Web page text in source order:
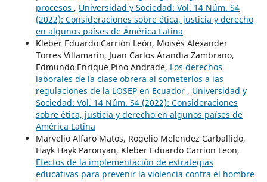
procesos , Universidad y Sociedad: Vol. 14 Núm. S4
(2022): Consideraciones sobre ética, justicia y derecho
en algunos países de América Latina
Kleber Eduardo Carrión León, Moisés Alexander
Torres Villamarín, Juan Carlos Arandia Zambrano,
Edmundo Enrique Pino Andrade, Los derechos
laborales de la clase obrera al someterlos a las
regulaciones de la LOSEP en Ecuador , Universidad y
Sociedad: Vol. 14 Núm. S4 (2022): Consideraciones
sobre ética, justicia y derecho en algunos países de
América Latina
Marvelio Alfaro Matos, Rogelio Melendez Carballido,
Hayk Hayk Paronyan, Kleber Eduardo Carrion Leon,
Efectos de la implementación de estrategias
educativas para prevenir la violencia contra el hombre